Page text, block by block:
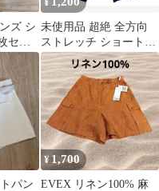
ズ シ
セッ
未使用品 超絶 全方向
ストレッチ ショートパ
ンツハーフパンツ タグ
付き
パン
¥ 1,700
EVEX リネン100% 麻